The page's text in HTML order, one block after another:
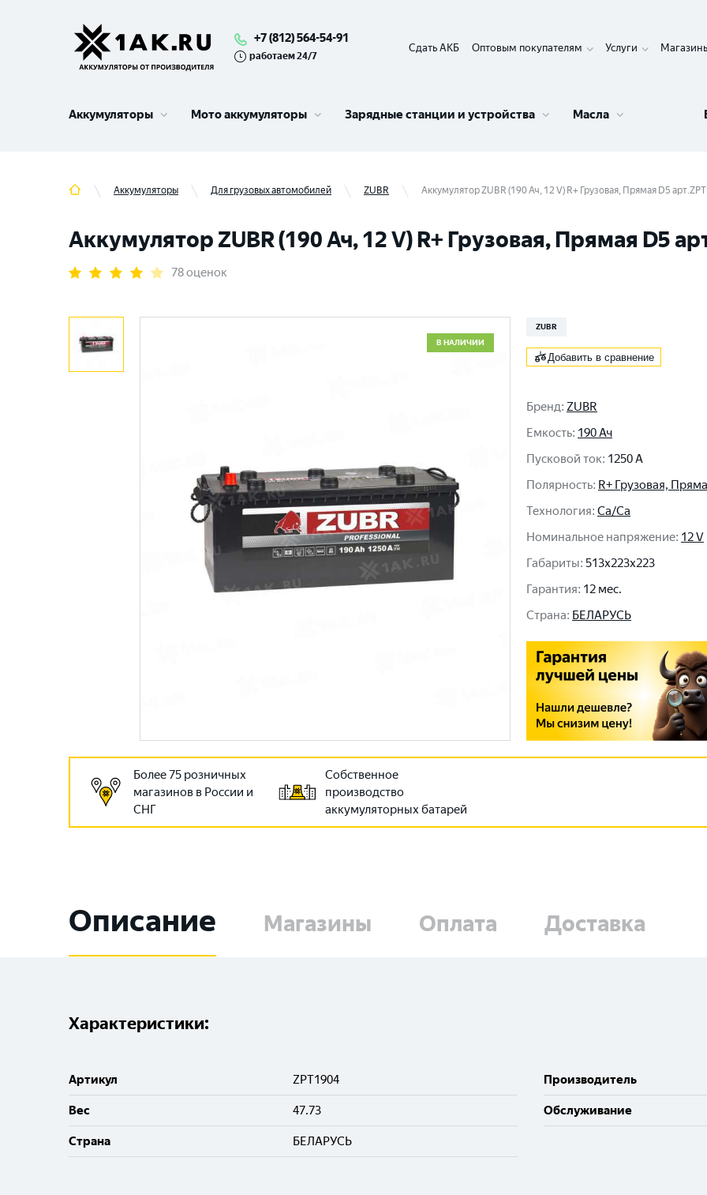
+7 (812) 564-54-91
работаем 24/7
Сдать АКБ Оптовым покупателям Услуги
Аккумуляторы Мото аккумуляторы Зарядные станции и устройства Масла
Аккумуляторы Для грузовых автомобилей ZUBR Аккумулятор ZUBR (190 Ач, 12 V) R+ Грузовая, Прямая D5
Аккумулятор ZUBR (190 Ач, 12 V) R+ Грузовая, Прямая D5
78 оценок
В НАЛИЧИИ
ZUBR
Добавить в сравнение
Бренд: ZUBR
Емкость: 190 Ач
Пусковой ток: 1250 A
Полярность: R+ Грузовая,
Технология: Ca/Ca
Номинальное напряжение: 12 V
Габариты: 513x223x223
Гарантия: 12 мес.
Cтрана: БЕЛАРУСЬ
Более 75 розничных
магазинов в России и
СНГ
Собственное
производство
аккумуляторных батарей
Описание Магазины Оплата Доставка
Характеристики:
Артикул ZPT1904
Вес 47.73
Cтрана БЕЛАРУСЬ
Производитель
Обслуживание